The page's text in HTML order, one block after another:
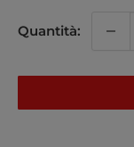
Quantità: